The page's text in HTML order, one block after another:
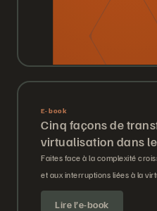
E-book
Cinq façons de
virtualisation dans
Faites face à la complexité
et aux interruptions liées à la
Lire l’e-book